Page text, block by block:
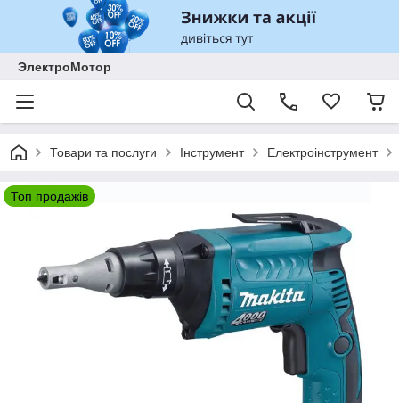
ЭлектроМотор
Товари та послуги Інструмент Електроінструмент
Топ продажів